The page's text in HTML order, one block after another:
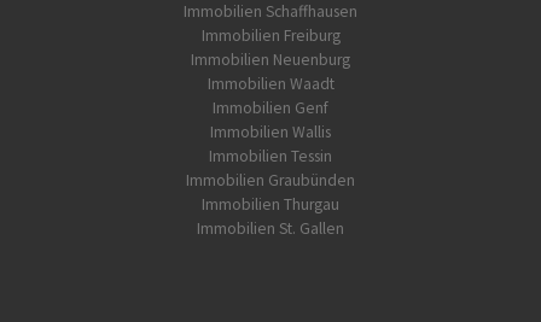
Immobilien Schaffhausen
Immobilien Freiburg
Immobilien Neuenburg
Immobilien Waadt
Immobilien Genf
Immobilien Wallis
Immobilien Tessin
Immobilien Graubünden
Immobilien Thurgau
Immobilien St. Gallen